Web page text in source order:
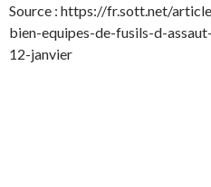
Source : https://fr.sott.net/
bien-equipes-de-fusils-d-
12-janvier